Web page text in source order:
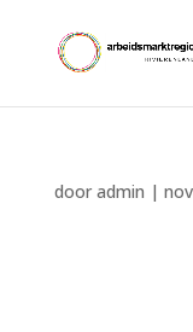
door admin |